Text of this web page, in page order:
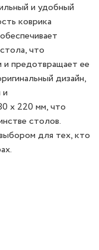
и удобный
коврика
что
и предотвращает ее
дизайн,
x 220 мм, что
столов.
для тех, кто